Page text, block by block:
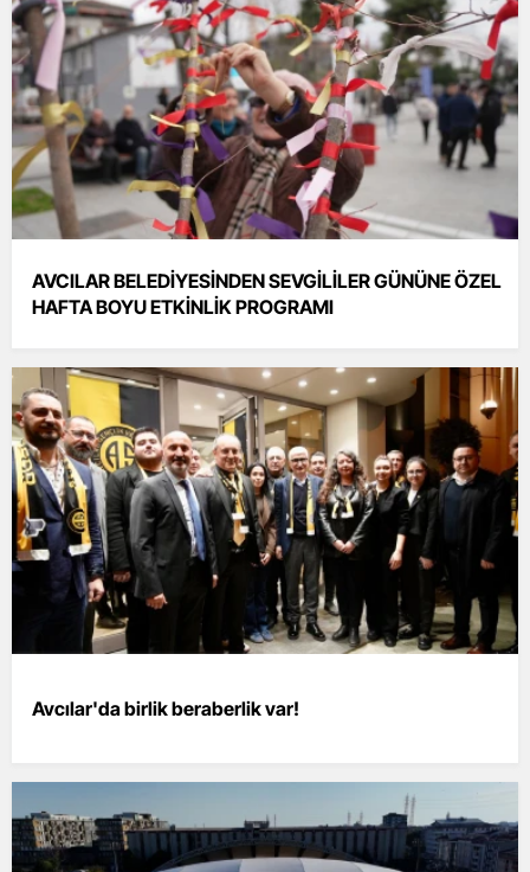
AVCILAR BELEDİYESİNDEN SEVGİLİLER GÜNÜNE ÖZEL
HAFTA BOYU ETKİNLİK PROGRAMI
Avcılar'da birlik beraberlik var!